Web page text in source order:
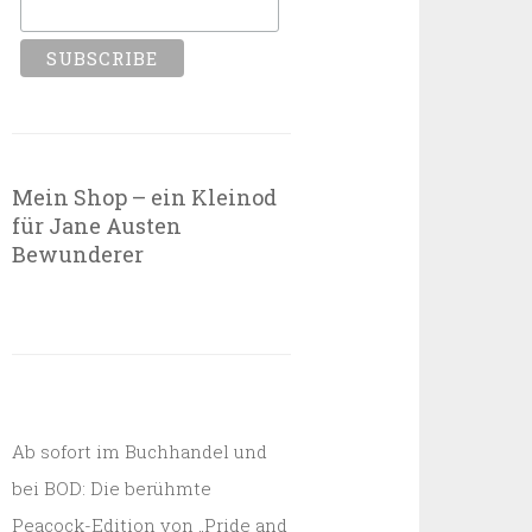
Mein Shop – ein Kleinod
für Jane Austen
Bewunderer
Ab sofort im Buchhandel und
bei BOD: Die berühmte
Peacock-Edition von „Pride and